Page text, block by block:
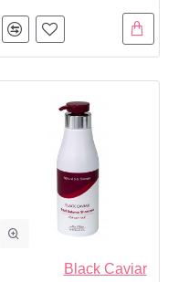
Black Caviar